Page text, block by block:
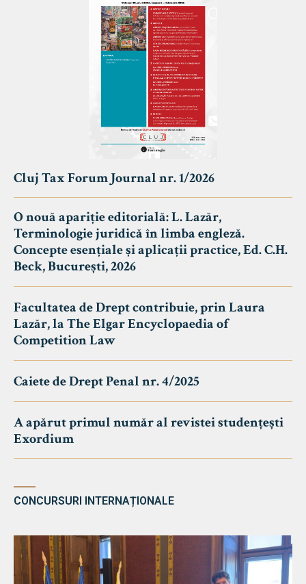
Cluj Tax Forum Journal nr. 1/2026
O nouă apariție editorială: L. Lazăr,
Terminologie juridică în limba engleză.
Concepte esențiale și aplicații practice, Ed. C.H.
Beck, București, 2026
Facultatea de Drept contribuie, prin Laura
Lazăr, la The Elgar Encyclopaedia of
Competition Law
Caiete de Drept Penal nr. 4/2025
A apărut primul număr al revistei studențești
Exordium
CONCURSURI INTERNAȚIONALE